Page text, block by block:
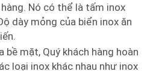
Nó có thể là tấm inox
dày mỏng của biển inox ăn
bề mặt, Quý khách hàng hoàn
loại inox khác nhau như inox